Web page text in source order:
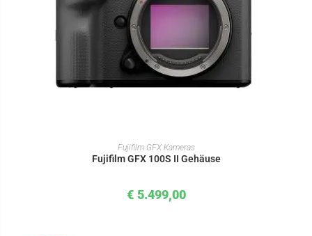
IN DEN WARENKORB
Fujifilm GFX Kameras
Fujifilm GFX 100S II Gehäuse
€ 5.499,00